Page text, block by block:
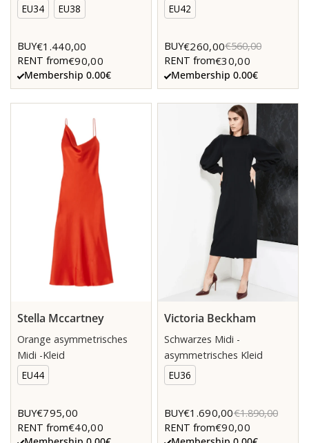
EU34
EU38
BUY€1.440,00
RENT from€90,00
Membership 0.00€
EU42
BUY€260,00€560,00
RENT from€30,00
Membership 0.00€
Stella Mccartney
Orange asymmetrisches
Midi -Kleid
EU44
BUY€795,00
RENT from€40,00
Victoria Beckham
Schwarzes Midi -
asymmetrisches Kleid
EU36
BUY€1.690,00€1.890,00
RENT from€90,00